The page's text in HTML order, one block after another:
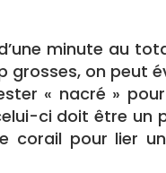
minute au
grosses, on peut
« nacré »
ci doit être un
corail pour lier